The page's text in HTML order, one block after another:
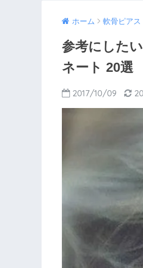
ホーム 軟骨ピアス
参考にした
ネート 20選
2017/10/09